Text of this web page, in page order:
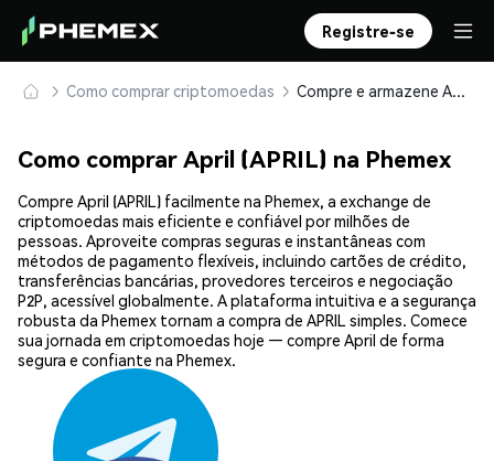
Registre-se
Como comprar criptomoedas Compre e armazene April (APRIL) com segurança
Como comprar April (APRIL) na Phemex
Compre April (APRIL) facilmente na Phemex, a exchange de
criptomoedas mais eficiente e confiável por milhões de
pessoas. Aproveite compras seguras e instantâneas com
métodos de pagamento flexíveis, incluindo cartões de crédito,
transferências bancárias, provedores terceiros e negociação
P2P, acessível globalmente. A plataforma intuitiva e a segurança
robusta da Phemex tornam a compra de APRIL simples. Comece
sua jornada em criptomoedas hoje — compre April de forma
segura e confiante na Phemex.